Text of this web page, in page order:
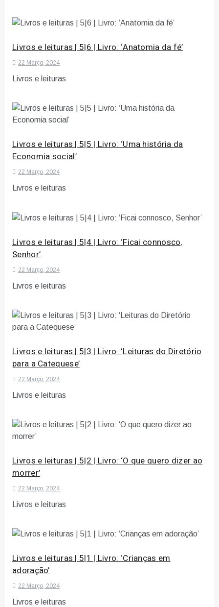
Livros e leituras | 5|6 | Livro: ‘Anatomia da fé’
22 Março, 2024
Livros e leituras
Livros e leituras | 5|5 | Livro: ‘Uma história da
Economia social’
22 Março, 2024
Livros e leituras
Livros e leituras | 5|4 | Livro: ‘Ficai connosco,
Senhor’
22 Março, 2024
Livros e leituras
Livros e leituras | 5|3 | Livro: ‘Leituras do Diretório
para a Catequese’
22 Março, 2024
Livros e leituras
Livros e leituras | 5|2 | Livro: ‘O que quero dizer ao
morrer’
22 Março, 2024
Livros e leituras
Livros e leituras | 5|1 | Livro: ‘Crianças em
adoração’
22 Março, 2024
Livros e leituras